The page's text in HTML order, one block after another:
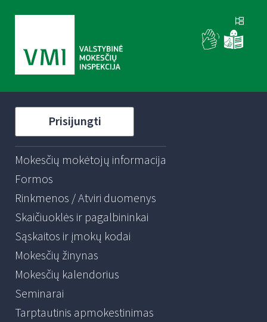
Prisijungti
Mokesčių mokėtojų informacija
Formos
Rinkmenos / Atviri duomenys
Skaičiuoklės ir pagalbininkai
Sąskaitos ir įmokų kodai
Mokesčių žinynas
Mokesčių kalendorius
Seminarai
Tarptautinis apmokestinimas